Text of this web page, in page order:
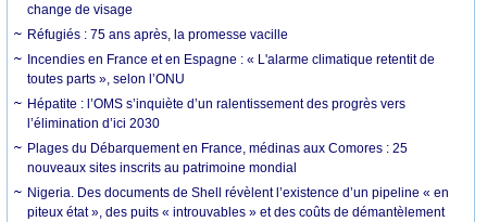
change de visage
Réfugiés : 75 ans après, la promesse vacille
Incendies en France et en Espagne : « L'alarme climatique retentit de
toutes parts », selon l’ONU
Hépatite : l’OMS s’inquiète d’un ralentissement des progrès vers
l’élimination d’ici 2030
Plages du Débarquement en France, médinas aux Comores : 25
nouveaux sites inscrits au patrimoine mondial
Nigeria. Des documents de Shell révèlent l’existence d’un pipeline « en
piteux état », des puits « introuvables » et des coûts de démantèlement